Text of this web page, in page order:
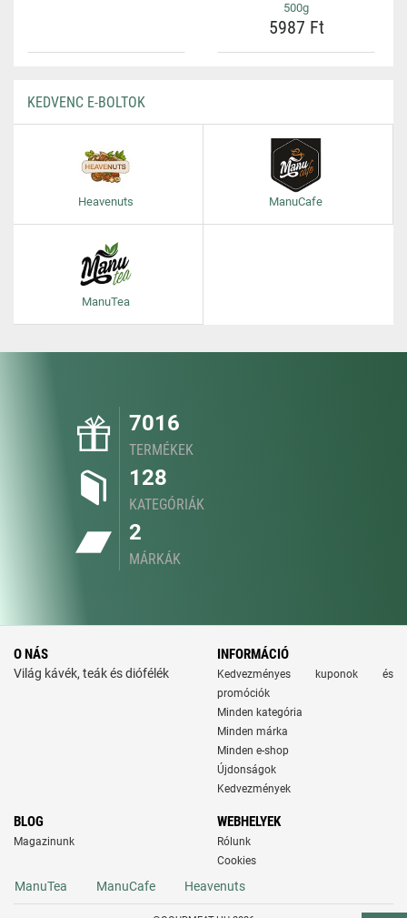
500g
5987 Ft
KEDVENC E-BOLTOK
Heavenuts ManuCafe
ManuTea
7016
TERMÉKEK
128
KATEGÓRIÁK
2
MÁRKÁK
O NÁS
Világ kávék, teák és diófélék
INFORMÁCIÓ
Kedvezményes kuponok és
promóciók
Minden kategória
Minden márka
Minden e-shop
Újdonságok
Kedvezmények
BLOG
Magazinunk
WEBHELYEK
Rólunk
Cookies
ManuTea ManuCafe Heavenuts